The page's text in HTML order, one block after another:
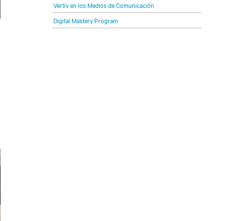
Vertiv en los Medios de Comunicación
Digital Mastery Program